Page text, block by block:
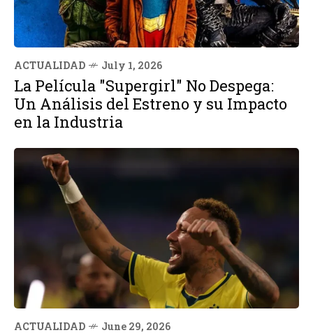
ACTUALIDAD July 1, 2026
La Película "Supergirl" No Despega:
Un Análisis del Estreno y su Impacto
en la Industria
ACTUALIDAD June 29, 2026